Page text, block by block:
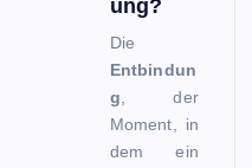
ung?
Die
Entbindun
g, der
Moment, in
dem ein